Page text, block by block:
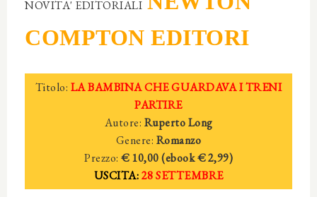
NOVITA' EDITORIALI
COMPTON EDITORI
Titolo: LA BAMBINA CHE GUARDAVA I TRENI
PARTIRE
Autore: Ruperto Long
Genere: Romanzo
Prezzo: € 10,00 (ebook€ 2,99)
USCITA:28 SETTEMBRE